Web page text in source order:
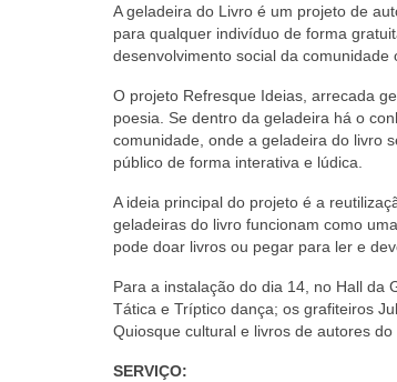
A geladeira do Livro é um projeto de
para qualquer indivíduo de forma
desenvolvimento social da comunidade
O projeto Refresque Ideias, arrecada
poesia. Se dentro da geladeira há o
comunidade, onde a geladeira do livro
público de forma interativa e lúdica.
A ideia principal do projeto é a
geladeiras do livro funcionam como
pode doar livros ou pegar para ler e
Para a instalação do dia 14, no Hall da
Tática e Tríptico dança; os grafiteiros
Quiosque cultural e livros de autores
SERVIÇO: